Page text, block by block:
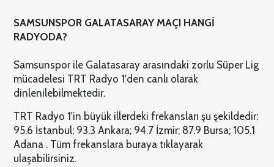
SAMSUNSPOR GALATASARAY MAÇI HANGİ
RADYODA?
Samsunspor ile Galatasaray arasındaki zorlu Süper Lig
mücadelesi TRT Radyo 1'den canlı olarak
dinlenilebilmektedir.
TRT Radyo 1'in büyük illerdeki frekansları şu şekildedir:
95.6 İstanbul; 93.3 Ankara; 94.7 İzmir; 87.9 Bursa; 105.1
Adana . Tüm frekanslara buraya tıklayarak
ulaşabilirsiniz.